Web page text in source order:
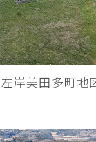
岸美田多町地